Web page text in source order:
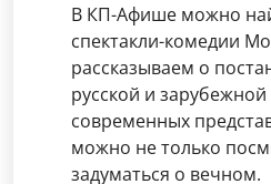
В КП-Афише можно
спектакли-комедии
рассказываем о
русской и
современных
можно не только
задуматься о вечном.